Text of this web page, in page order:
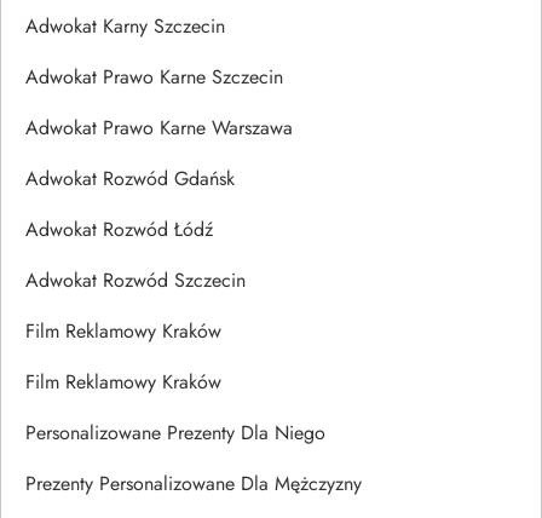
Adwokat Karny Szczecin
Adwokat Prawo Karne Szczecin
Adwokat Prawo Karne Warszawa
Adwokat Rozwód Gdańsk
Adwokat Rozwód Łódź
Adwokat Rozwód Szczecin
Film Reklamowy Kraków
Film Reklamowy Kraków
Personalizowane Prezenty Dla Niego
Prezenty Personalizowane Dla Mężczyzny